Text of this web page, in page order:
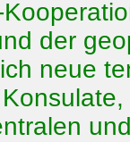
der
neue